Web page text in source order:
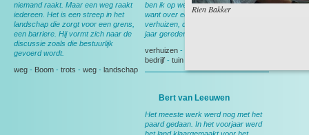
Rien Bakker
niemand raakt. Maar een weg raakt
iedereen. Het is een streep in het
landschap die zorgt voor een grens,
een barriere. Hij vormt zich naar de
discussie zoals die bestuurlijk
gevoerd wordt.
weg - Boom - trots - weg - landschap
ben ik op weg naar huis. Nog wel,
want over een maand ga ik
verhuizen, dan heb ik deze weg 15
jaar gereden.
verhuizen -
bedrijf - tuin
Bert van Leeuwen
Het meeste werk werd nog met het
paard gedaan. In het voorjaar werd